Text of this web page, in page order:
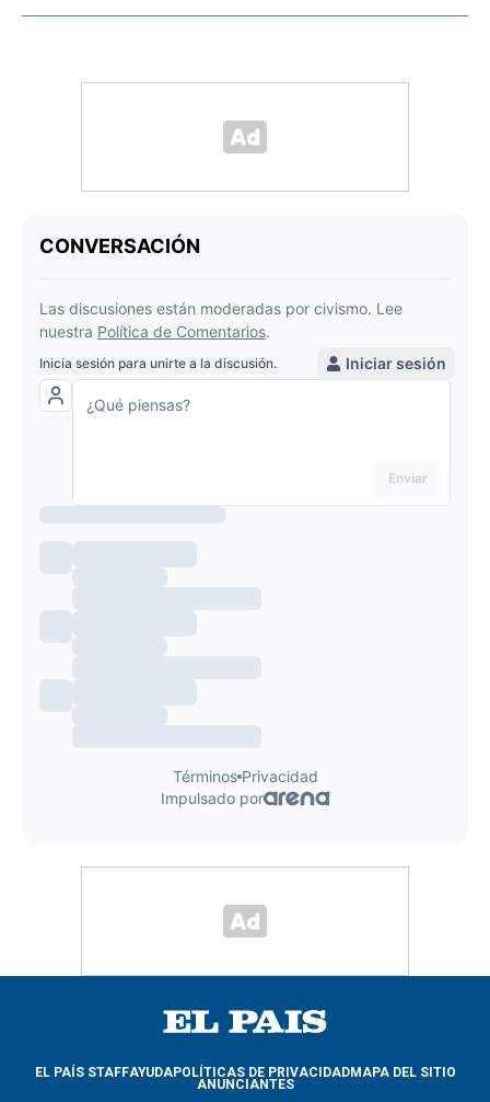
EL PAÍS STAFFAYUDAPOLÍTICAS DE PRIVACIDADMAPA DEL SITIO
ANUNCIANTES